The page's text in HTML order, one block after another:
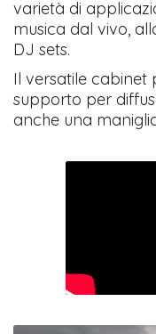
varietà di
musica dal vivo,
DJ sets.
Il versatile cabinet
supporto per
anche una